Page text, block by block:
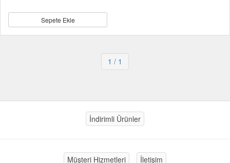
Sepete Ekle
1 / 1
İndirimli Ürünler
Müşteri Hizmetleri İletişim